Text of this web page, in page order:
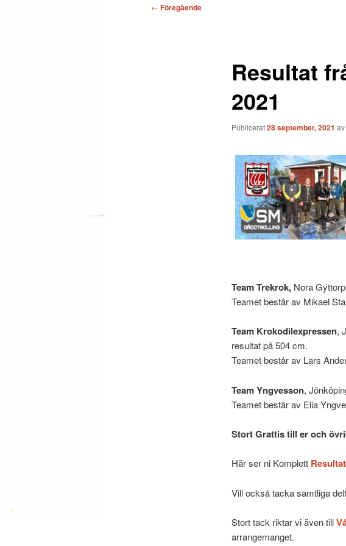
Inläggsnavigering
← Föregående
Resultat
2021
Publicerat28 september, 2021 av
Team Trekrok,Nora
Teamet består av Mikael
Team Krokodilexpressen,
resultat på 504 cm.
Teamet består av Lars
Team Yngvesson,
Teamet består av Elia
Stort Grattis till er och
Här ser ni Komplett
Vill också tacka samtliga
Stort tack riktar vi även till
arrangemanget.